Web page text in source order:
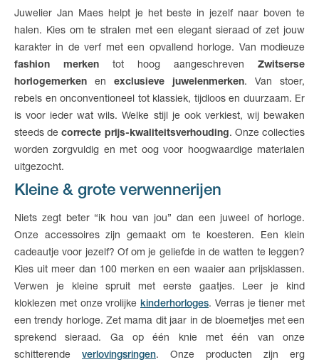
Juwelier Jan Maes helpt je het beste in jezelf naar boven te
halen. Kies om te stralen met een elegant sieraad of zet jouw
karakter in de verf met een opvallend horloge. Van modieuze
fashion merken tot hoog aangeschreven Zwitserse
horlogemerken en exclusieve juwelenmerken. Van stoer,
rebels en onconventioneel tot klassiek, tijdloos en duurzaam. Er
is voor ieder wat wils. Welke stijl je ook verkiest, wij bewaken
steeds decorrecte prijs-kwaliteitsverhouding. Onze collecties
worden zorgvuldig en met oog voor hoogwaardige materialen
uitgezocht.
Kleine & grote verwennerijen
Niets zegt beter “ik hou van jou” dan een juweel of horloge.
Onze accessoires zijn gemaakt om te koesteren. Een klein
cadeautje voor jezelf? Of om je geliefde in de watten te leggen?
Kies uit meer dan 100 merken en een waaier aan prijsklassen.
Verwen je kleine spruit met eerste gaatjes. Leer je kind
kloklezen met onze vrolijke kinderhorloges. Verras je tiener met
een trendy horloge. Zet mama dit jaar in de bloemetjes met een
sprekend sieraad. Ga op één knie met één van onze
schitterende verlovingsringen. Onze producten zijn erg